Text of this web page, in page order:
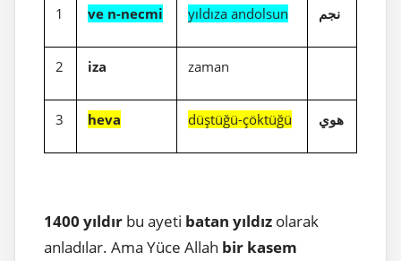
1 ve n-necmi yıldıza andolsun نجم
2 iza zaman
3 heva düştüğü-çöktüğü هوي
1400 yıldır bu ayeti batan yıldız olarak
anladılar. Ama Yüce Allah bir kasem